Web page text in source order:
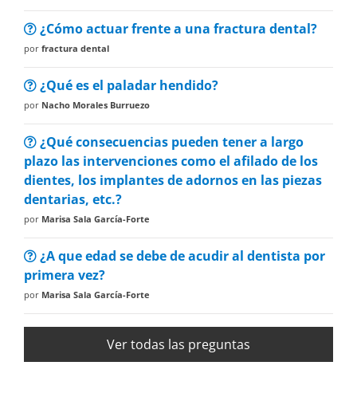
¿Cómo actuar frente a una fractura dental?
por fractura dental
¿Qué es el paladar hendido?
por Nacho Morales Burruezo
¿Qué consecuencias pueden tener a largo
plazo las intervenciones como el afilado de los
dientes, los implantes de adornos en las piezas
dentarias, etc.?
por Marisa Sala García-Forte
¿A que edad se debe de acudir al dentista por
primera vez?
por Marisa Sala García-Forte
Ver todas las preguntas